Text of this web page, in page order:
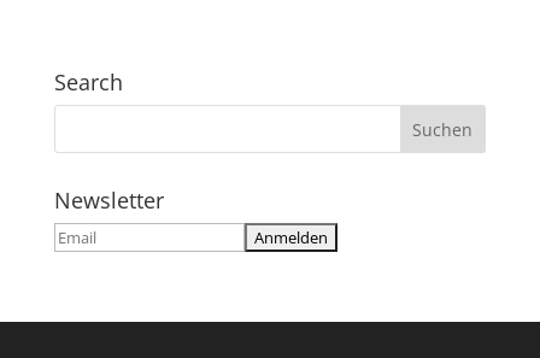
Search
Newsletter